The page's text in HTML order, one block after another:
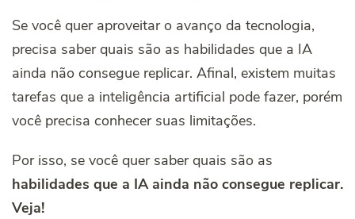
Se você quer aproveitar o avanço da tecnologia,
precisa saber quais são as habilidades que a IA
ainda não consegue replicar. Afinal, existem muitas
tarefas que a inteligência artificial pode fazer, porém
você precisa conhecer suas limitações.
Por isso, se você quer saber quais são as
habilidades que a IA ainda não consegue replicar.
Veja!